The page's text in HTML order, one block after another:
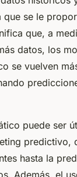
que se le
que, a
datos, los
se vuelven
puede ser
predictivo,
hasta la
Además, el